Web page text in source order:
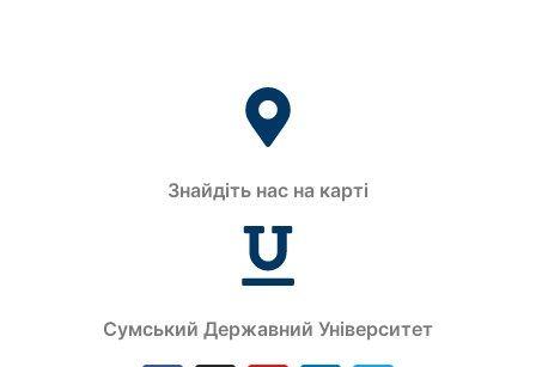
Знайдіть нас на карті
Сумський Державний Університет